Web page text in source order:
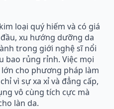
loại quý hiếm và có giá
xu hướng dưỡng da
trong giới nghệ sĩ nổi
bao rủng rỉnh. Việc mọi
cho phương pháp làm
vì sự xa xỉ và đẳng cấp,
vô cùng tích cực mà
làn da.